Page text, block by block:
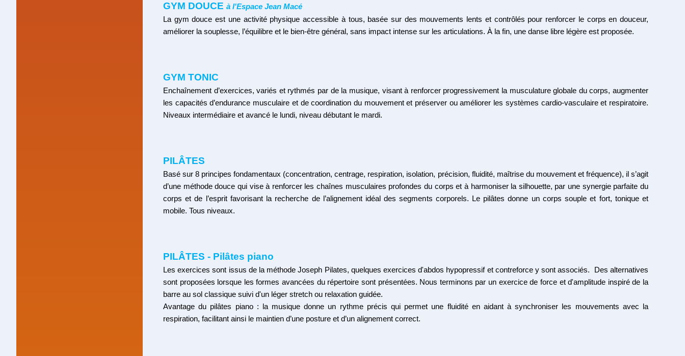
GYM DOUCE à l'Espace Jean Macé
La gym douce est une activité physique accessible à tous, basée sur des mouvements lents et contrôlés pour renforcer le corps en douceur,
améliorer la souplesse, l’équilibre et le bien-être général, sans impact intense sur les articulations. À la fin, une danse libre légère est proposée.
GYM TONIC
Enchaînement d’exercices, variés et rythmés par de la musique, visant à renforcer progressivement la musculature globale du corps, augmenter
les capacités d’endurance musculaire et de coordination du mouvement et préserver ou améliorer les systèmes cardio-vasculaire et respiratoire.
Niveaux intermédiaire et avancé le lundi, niveau débutant le mardi.
PILÂTES
Basé sur 8 principes fondamentaux (concentration, centrage, respiration, isolation, précision, fluidité, maîtrise du mouvement et fréquence), il s’agit
d’une méthode douce qui vise à renforcer les chaînes musculaires profondes du corps et à harmoniser la silhouette, par une synergie parfaite du
corps et de l’esprit favorisant la recherche de l’alignement idéal des segments corporels.
Le pilâtes donne un corps souple et fort, tonique et
mobile. Tous niveaux.
PILÂTES - Pilâtes piano
Les exercices sont issus de la méthode Joseph Pilates, quelques exercices d'abdos hypopressif et contreforce y sont associés. Des alternatives
sont proposées lorsque les formes avancées du répertoire sont présentées. Nous terminons par un exercice de force et d'amplitude inspiré de la
barre au sol classique suivi d'un léger stretch ou relaxation guidée.
Avantage du pilâtes piano : la musique donne un rythme précis qui permet une fluidité en aidant à synchroniser les mouvements avec la
respiration, facilitant ainsi le maintien d’une posture et d’un alignement correct.